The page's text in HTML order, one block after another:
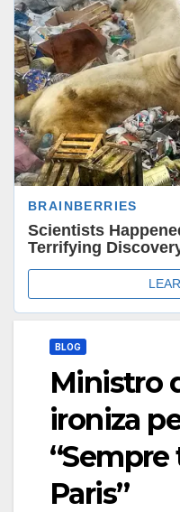
BLOG
Ministro
ironiza
Paris”